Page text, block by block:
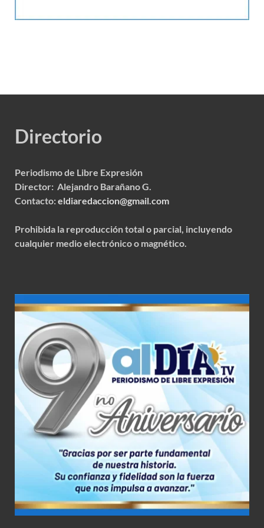
Directorio
Periodismo de Libre Expresión
Director: Alejandro Barañano G.
Contacto:eldiaredaccion@gmail.com
Prohibida la reproducción total o parcial, incluyendo
cualquier medio electrónico o magnético.